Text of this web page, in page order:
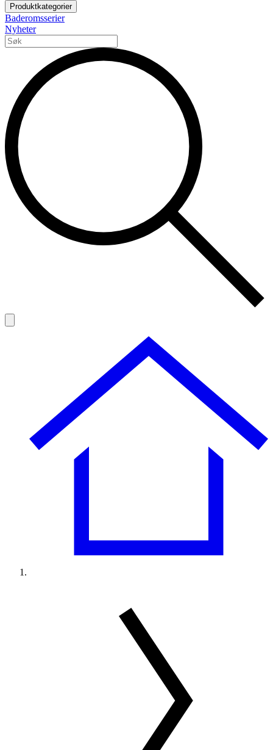
Produktkategorier
Baderomsserier
Nyheter